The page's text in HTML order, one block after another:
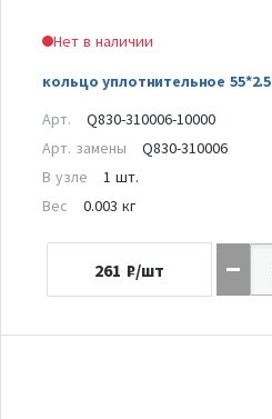
Нет в наличии
кольцо уплотнительное 55*2.5
Арт.
Q830-310006-10000
Арт. замены
Q830-310006
В узле
1 шт.
Вес
0.003 кг
261 ₽/шт